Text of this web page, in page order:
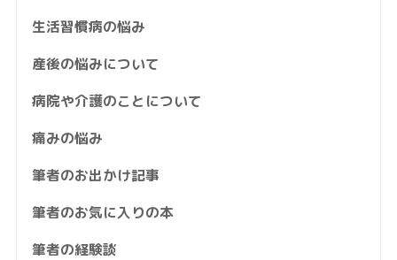
生活習慣病の悩み
産後の悩みについて
病院や介護のことについて
痛みの悩み
筆者のお出かけ記事
筆者のお気に入りの本
筆者の経験談